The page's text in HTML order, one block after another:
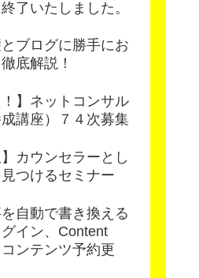
了いたしました。
ブログに勝手にお
底解説！
！】ネットコンサル
成講座）７４次募集
カウンセラーとし
つけるセミナー
自動で書き換える
イン、Content
ンテンツ予約更